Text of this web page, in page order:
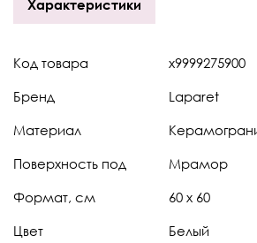
Характеристики
Код товара х9999275900
Бренд Laparet
Материал
Поверхность под Мрамор
Формат, см 60 x 60
Цвет Белый